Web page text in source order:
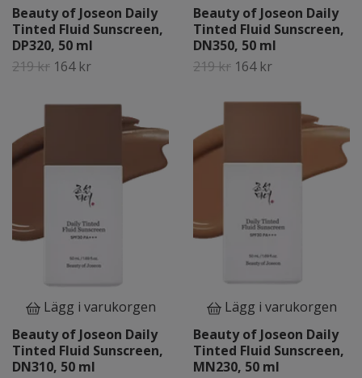
Beauty of Joseon Daily
Tinted Fluid Sunscreen,
DP320, 50 ml
219 kr 164 kr
Beauty of Joseon Daily
Tinted Fluid Sunscreen,
DN350, 50 ml
219 kr 164 kr
Lägg i varukorgen
Beauty of Joseon Daily
Tinted Fluid Sunscreen,
DN310, 50 ml
Lägg i varukorgen
Beauty of Joseon Daily
Tinted Fluid Sunscreen,
MN230, 50 ml